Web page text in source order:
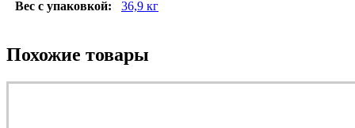
Вес с упаковкой: 36,9 кг
Похожие товары